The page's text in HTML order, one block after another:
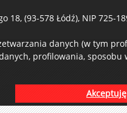
(93-578 Łódź), NIP
danych (w tym
profilowania,
Akceptuję